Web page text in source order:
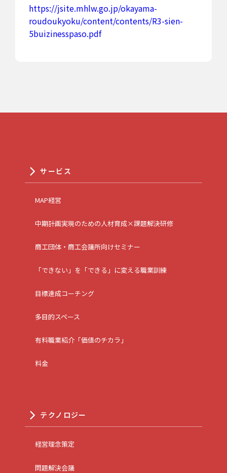
https://jsite.mhlw.go.jp/okayama-
roudoukyoku/content/contents/R3-sien-
5buizinesspaso.pdf
サービス
MAP経営
中期計画実現のための人材育成×課題解決研修
商工団体・商工会議所向けセミナー
「できない」を「できる」に変える職業訓練
目標達成コーチング
多目的スペース
有料職業紹介「価値のチカラ」
料金
テクノロジー
経営理念策定
問題解決会議